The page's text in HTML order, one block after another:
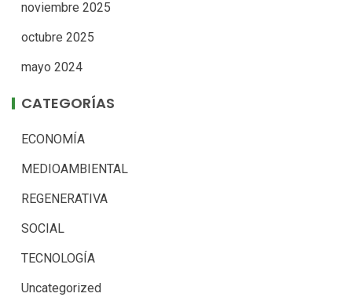
noviembre 2025
octubre 2025
mayo 2024
CATEGORÍAS
ECONOMÍA
MEDIOAMBIENTAL
REGENERATIVA
SOCIAL
TECNOLOGÍA
Uncategorized